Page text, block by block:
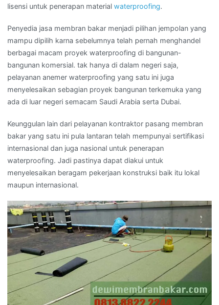
lisensi untuk penerapan material waterproofing.
Penyedia jasa membran bakar menjadi pilihan jempolan yang
mampu dipilih karna sebelumnya telah pernah menghandel
berbagai macam proyek waterproofing di bangunan-
bangunan komersial. tak hanya di dalam negeri saja,
pelayanan anemer waterproofing yang satu ini juga
menyelesaikan sebagian proyek bangunan terkemuka yang
ada di luar negeri semacam Saudi Arabia serta Dubai.
Keunggulan lain dari pelayanan kontraktor pasang membran
bakar yang satu ini pula lantaran telah mempunyai sertifikasi
internasional dan juga nasional untuk penerapan
waterproofing. Jadi pastinya dapat diakui untuk
menyelesaikan beragam pekerjaan konstruksi baik itu lokal
maupun internasional.